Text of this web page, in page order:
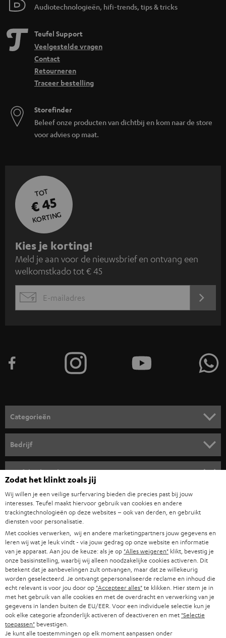
Audiotechnologieën, hifi-trends, tips & tricks
Teufel Support
Veelgestelde vragen
Contact
Retourneren
Traceer bestelling
Storefinder
Beleef onze producten van dichtbij en kom naar de store
voor advies op maat.
TOT
€ 45
KORTING
A
a
n
m
e
n
o
r
n
i
e
u
w
s
b
r
i
e
f
Kies je korting!
Meld je aan voor de nieuwsbrief en ontvang een
welkomstkado tot € 45
EMAIL
Categorieën
COMPLETE SYSTEMEN
SOUNDBARS
HIFI-SPEAKERS
BLUETOOTH
KOPTELEFOONS
BLUETOOTH KOPTELEFOONS
COMPLETE SETS
Bedrijf
PERS & MARKETING
B2B
PARTNERPROGRAMMA
BLOG
NEWSLETTER
STORES
Teufel online shops
DUITSLAND
OOSTENRIJK
ZWITSERLAND
NEDERLAND
BELGIË
FRANKRIJK
Zodat het klinkt zoals jij
Wij willen je een veilige surfervaring bieden die precies past bij jouw
interesses. Teufel maakt hiervoor gebruik van cookies en andere
trackingtechnologieën op deze websites – ook van derden, en gebruikt
diensten voor personalisatie.
Met cookies verwerken, wij en andere marketingpartners jouw gegevens en
leren wij wat je leuk vindt - via jouw gedrag op onze website en informatie
van je apparaat. Aan jou de keuze: als je op "Alles weigeren" klikt, bevestig je
onze basisinstelling, waarbij wij alleen noodzakelijke cookies activeren. Dit
betekent dat je aanbevelingen zult ontvangen, maar dat ze willekeurig
worden geselecteerd. Je ontvangt gepersonaliseerde reclame en inhoud die
echt relevant is voor jou door op "Accepteer alles"te klikken. Hier stem je in
met het gebruik van alle cookies en met de overdracht en verwerking van je
gegevens in landen buiten de EU/EER. Voor een individuele selectie kun je
ook elke categorie afzonderlijk activeren of deactiveren en met "Selectie
toepassen" bevestigen.
Je kunt alle toestemmingen op elk moment aanpassen onder